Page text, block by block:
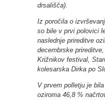
drsališča).
Iz poročila o
so bile v prvi polovici
naslednje prireditve
decembrske
Križnikov festival,
kolesarska Dirka po
V prvem polletju je
oziroma 46,8 %